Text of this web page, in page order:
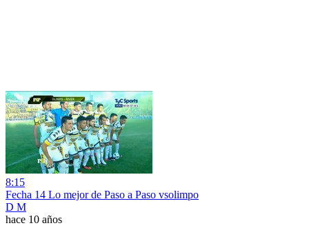
8:15
Fecha 14 Lo mejor de Paso a Paso vsolimpo
D M
hace 10 años